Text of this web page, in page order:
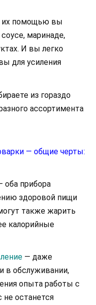
их помощью вы
маринаде,
И вы легко
для усиления
из гораздо
ассортимента
— общие черты:
оба прибора
здоровой пищи
также жарить
калорийные
— даже
в обслуживании,
опыта работы с
не останется